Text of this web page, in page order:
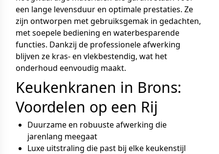
een lange levensduur en optimale prestaties. Ze
zijn ontworpen met gebruiksgemak in gedachten,
met soepele bediening en waterbesparende
functies. Dankzij de professionele afwerking
blijven ze kras- en vlekbestendig, wat het
onderhoud eenvoudig maakt.
Keukenkranen in Brons:
Voordelen op een Rij
Duurzame en robuuste afwerking die
jarenlang meegaat
Luxe uitstraling die past bij elke keukenstijl